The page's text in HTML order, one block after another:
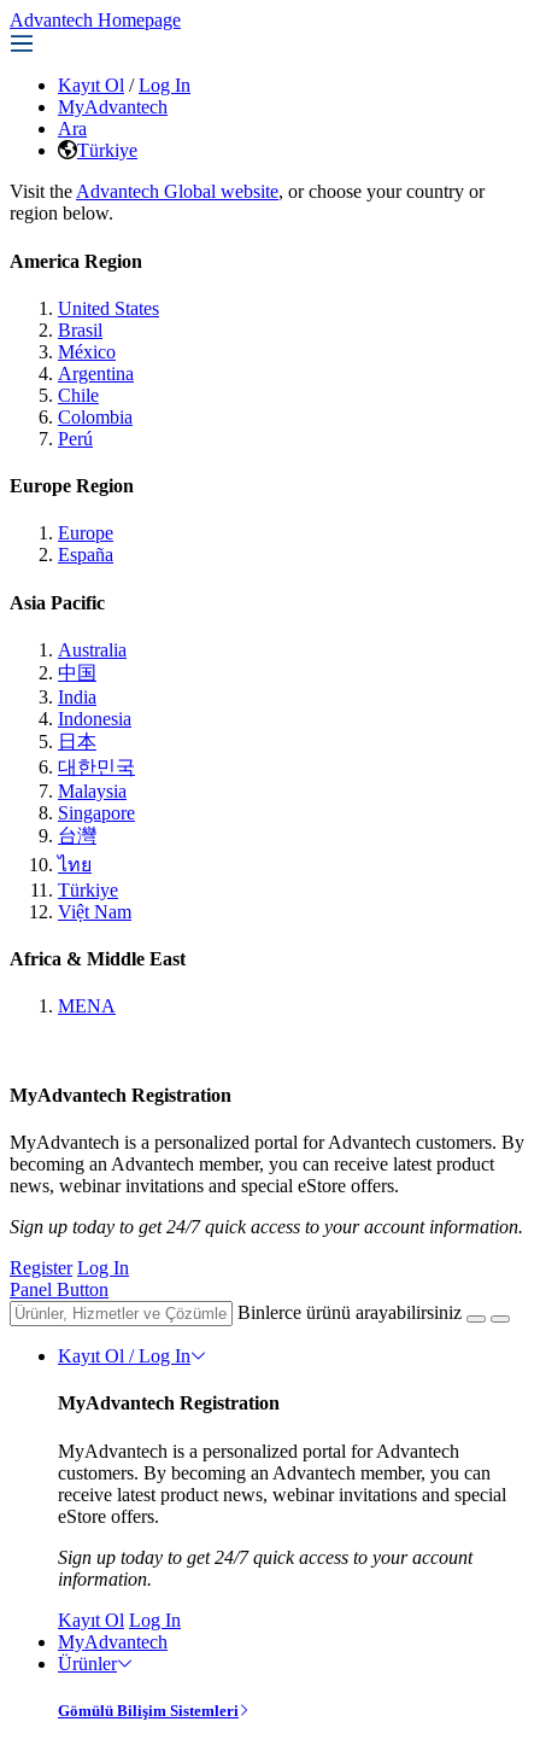
Advantech Homepage
Kayıt Ol / Log In
MyAdvantech
Ara
Türkiye
Visit the Advantech Global website, or choose your country or
region below.
America Region
United States
Brasil
México
Argentina
Chile
Colombia
Perú
Europe Region
Europe
España
Asia Pacific
Australia
中国
India
Indonesia
日本
대한민국
Malaysia
Singapore
台灣
ไทย
Türkiye
Việt Nam
Africa & Middle East
MENA
MyAdvantech Registration
MyAdvantech is a personalized portal for Advantech customers. By
becoming an Advantech member, you can receive latest product
news, webinar invitations and special eStore offers.
Sign up today to get 24/7 quick access to your account information.
Register Log In
Panel Button
Binlerce ürünü arayabilirsiniz
Kayıt Ol / Log In
MyAdvantech Registration
MyAdvantech is a personalized portal for Advantech
customers. By becoming an Advantech member, you can
receive latest product news, webinar invitations and special
eStore offers.
Sign up today to get 24/7 quick access to your account
information.
Kayıt Ol Log In
MyAdvantech
Ürünler
Gömülü Bilişim Sistemleri